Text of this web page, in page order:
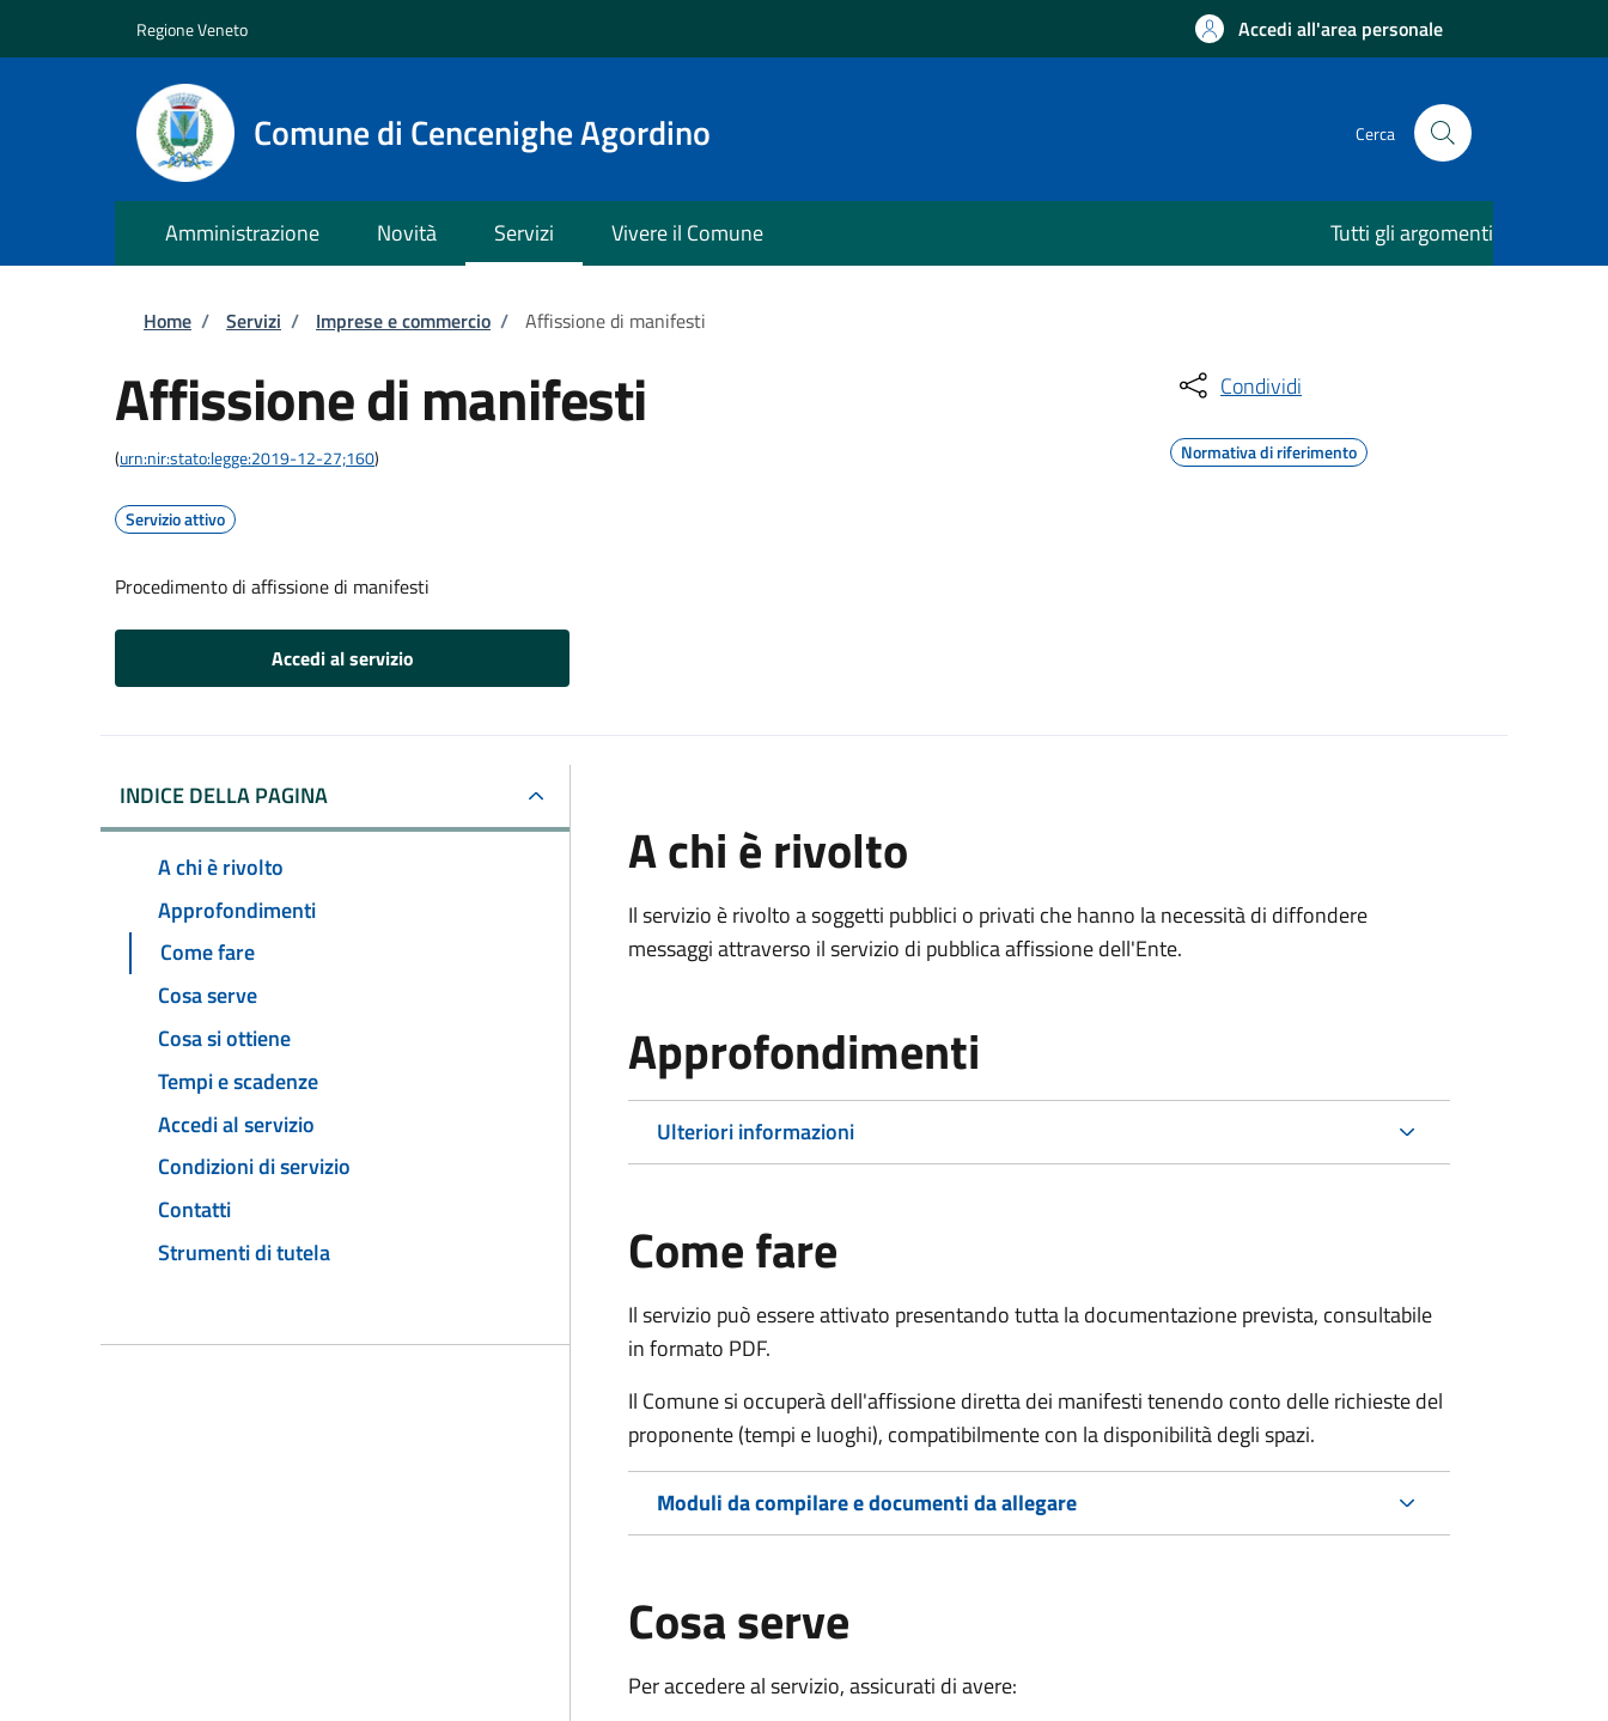
Regione Veneto Accedi all'area personale
Comune di Cencenighe Agordino Cerca
Amministrazione Novità Servizi Vivere il Comune Tutti gli argomenti
Briciole di pane
Home / Servizi / Imprese e commercio / Affissione di manifesti
Affissione di manifesti
(urn:nir:stato:legge:2019-12-27;160)
Servizio attivo
Procedimento di affissione di manifesti
Accedi al servizio
Condividi
Normativa di riferimento
INDICE DELLA PAGINA
A chi è rivolto
Approfondimenti
Come fare
Cosa serve
Cosa si ottiene
Tempi e scadenze
Accedi al servizio
Condizioni di servizio
Contatti
Strumenti di tutela
A chi è rivolto
Il servizio è rivolto a soggetti pubblici o privati che hanno la necessità di diffondere
messaggi attraverso il servizio di pubblica affissione dell'Ente.
Approfondimenti
Ulteriori informazioni
Come fare
Il servizio può essere attivato presentando tutta la documentazione prevista, consultabile
in formato PDF.
Il Comune si occuperà dell'affissione diretta dei manifesti tenendo conto delle richieste del
proponente (tempi e luoghi), compatibilmente con la disponibilità degli spazi.
Moduli da compilare e documenti da allegare
Cosa serve
Per accedere al servizio, assicurati di avere: